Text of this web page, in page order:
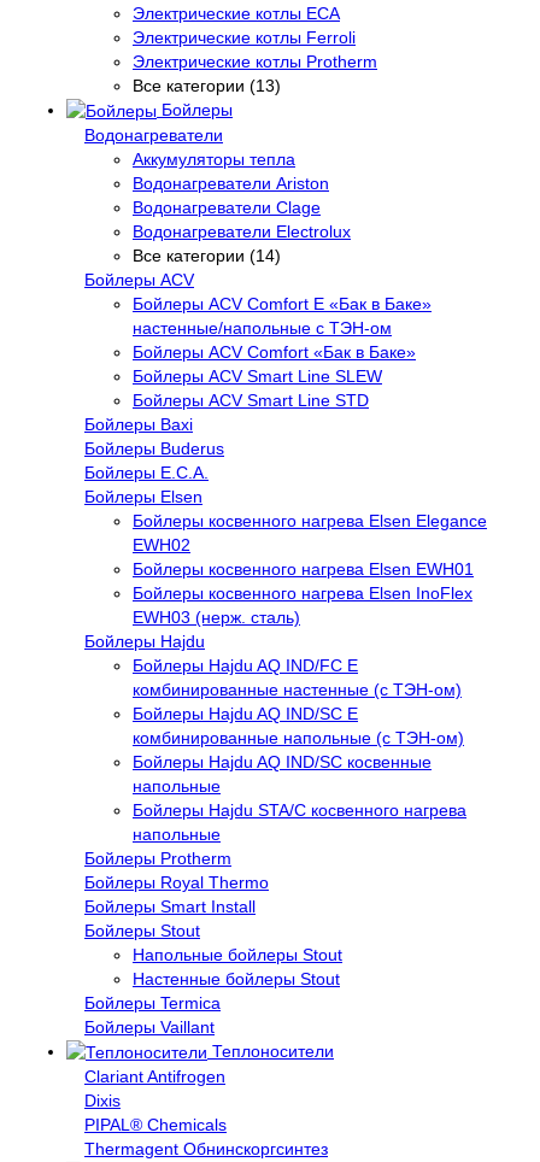
Электрические котлы ECA
Электрические котлы Ferroli
Электрические котлы Protherm
Все категории (13)
Бойлеры
Водонагреватели
Аккумуляторы тепла
Водонагреватели Ariston
Водонагреватели Clage
Водонагреватели Electrolux
Все категории (14)
Бойлеры ACV
Бойлеры ACV Comfort E «Бак в Баке»
настенные/напольные c ТЭН-ом
Бойлеры ACV Comfort «Бак в Баке»
Бойлеры ACV Smart Line SLEW
Бойлеры ACV Smart Line STD
Бойлеры Baxi
Бойлеры Buderus
Бойлеры E.C.A.
Бойлеры Elsen
Бойлеры косвенного нагрева Elsen Elegance
EWH02
Бойлеры косвенного нагрева Elsen EWH01
Бойлеры косвенного нагрева Elsen InoFlex
EWH03 (нерж. сталь)
Бойлеры Hajdu
Бойлеры Hajdu AQ IND/FC E
комбинированные настенные (с ТЭН-ом)
Бойлеры Hajdu AQ IND/SC E
комбинированные напольные (с ТЭН-ом)
Бойлеры Hajdu AQ IND/SC косвенные
напольные
Бойлеры Hajdu STA/C косвенного нагрева
напольные
Бойлеры Protherm
Бойлеры Royal Thermo
Бойлеры Smart Install
Бойлеры Stout
Напольные бойлеры Stout
Настенные бойлеры Stout
Бойлеры Termica
Бойлеры Vaillant
Теплоносители
Clariant Antifrogen
Dixis
PIPAL® Chemicals
Thermagent Обнинскоргсинтез